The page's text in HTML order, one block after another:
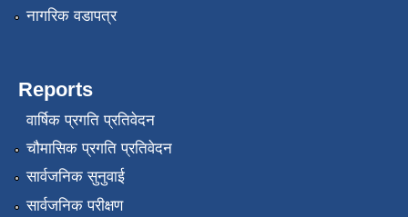
नागरिक वडापत्र
Reports
वार्षिक प्रगति प्रतिवेदन
चौमासिक प्रगति प्रतिवेदन
सार्वजनिक सुनुवाई
सार्वजनिक परीक्षण